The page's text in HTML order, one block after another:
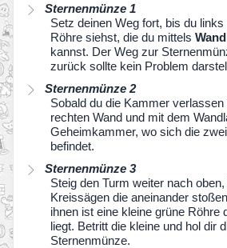
Sternenmünze 1
Setz deinen Weg fort, bis du
Röhre siehst, die du mittels
kannst. Der Weg zur
zurück sollte kein Problem
Sternenmünze 2
Sobald du die Kammer
rechten Wand und mit dem
Geheimkammer, wo sich die
befindet.
Sternenmünze 3
Steig den Turm weiter nach
Kreissägen die aneinander
ihnen ist eine kleine grüne Röhre
liegt. Betritt die kleine und hol dir
Sternenmünze.